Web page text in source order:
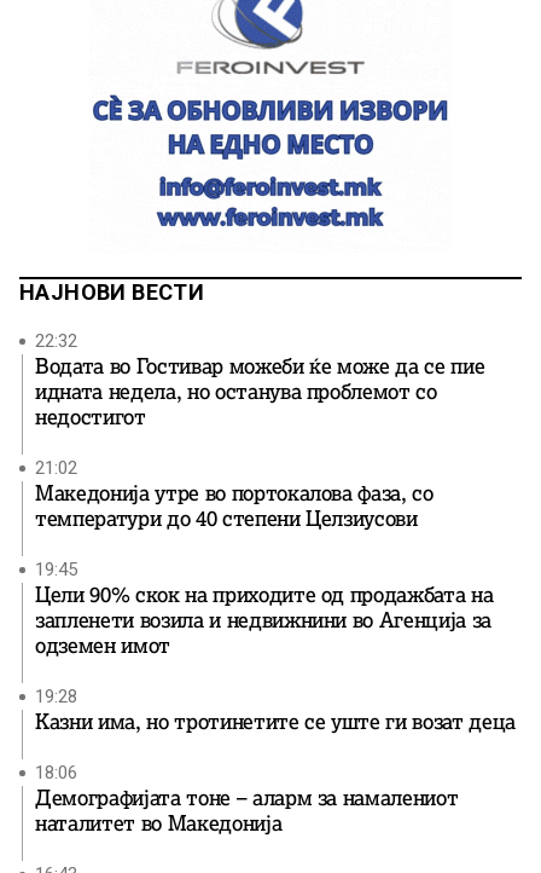
НАЈНОВИ ВЕСТИ
22:32
Водата во Гостивар можеби ќе може да се пие
идната недела, но останува проблемот со
недостигот
21:02
Македонија утре во портокалова фаза, со
температури до 40 степени Целзиусови
19:45
Цели 90% скок на приходите од продажбата на
запленети возила и недвижнини во Агенција за
одземен имот
19:28
Казни има, но тротинетите се уште ги возат деца
18:06
Демографијата тоне – аларм за намалениот
наталитет во Македонија